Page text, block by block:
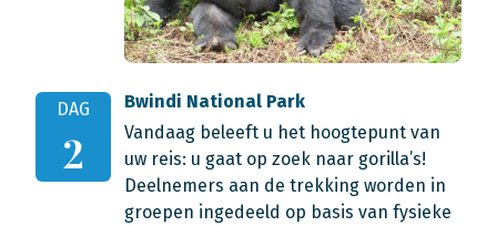
DAG
2
Bwindi National Park
Vandaag beleeft u het hoogtepunt van
uw reis: u gaat op zoek naar gorilla’s!
Deelnemers aan de trekking worden in
groepen ingedeeld op basis van fysieke